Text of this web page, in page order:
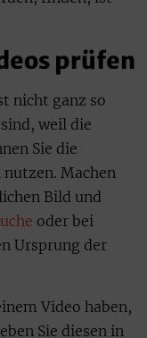
prüfen
nicht ganz so
weil die
Sie die
nutzen. Machen
Bild und
oder bei
Ursprung der
Video haben,
Sie diesen in